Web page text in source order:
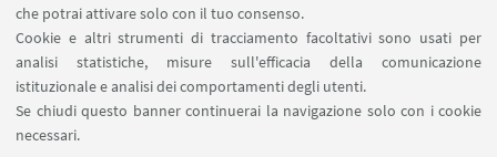
che potrai attivare solo con il tuo consenso.
Cookie e altri strumenti di tracciamento facoltativi sono usati per
analisi statistiche, misure sull'efficacia della comunicazione
istituzionale e analisi dei comportamenti degli utenti.
Se chiudi questo banner continuerai la navigazione solo con i cookie
necessari.
Stefano Visentin
Università degli Studi di Urbino, Carlo